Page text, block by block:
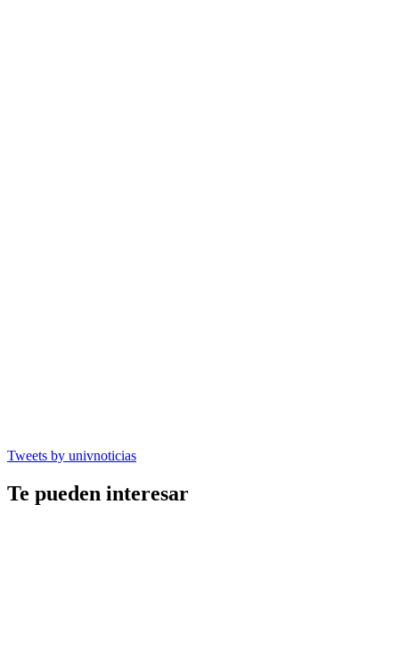
Tweets by univnoticias
Te pueden interesar